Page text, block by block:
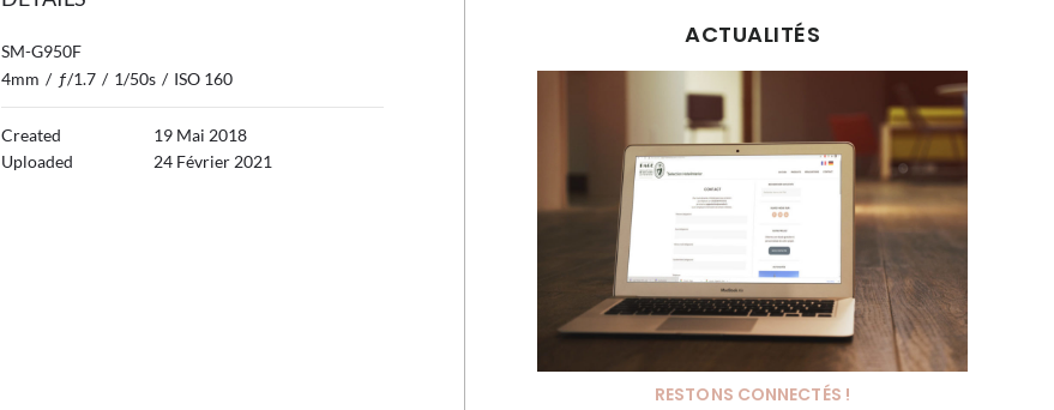
SM-G950F
4mm / ƒ/1.7 / 1/50s / ISO 160
Created
19 Mai 2018
Uploaded
24 Février 2021
ACTUALITÉS
RESTONS CONNECTÉS !